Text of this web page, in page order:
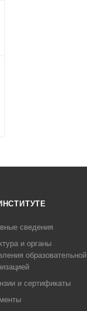
сведения
и органы
образовательной
и сертификаты